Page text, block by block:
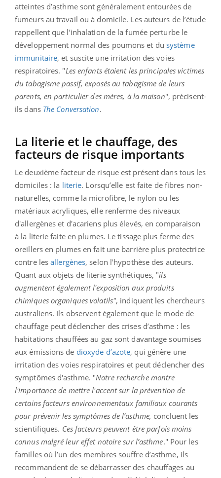
atteintes d’asthme sont généralement entourées de
fumeurs au travail ou à domicile. Les auteurs de l’étude
rappellent que l’inhalation de la fumée perturbe le
développement normal des poumons et du système
immunitaire, et suscite une irritation des voies
respiratoires. "Les enfants étaient les principales victimes
du tabagisme passif, exposés au tabagisme de leurs
parents, en particulier des mères, à la maison", précisent-
ils dans The Conversation.
La literie et le chauffage, des
facteurs de risque importants
Le deuxième facteur de risque est présent dans tous les
domiciles : la literie. Lorsqu’elle est faite de fibres non-
naturelles, comme la microfibre, le nylon ou les
matériaux acryliques, elle renferme des niveaux
d'allergènes et d'acariens plus élevés, en comparaison
à la literie faite en plumes. Le tissage plus ferme des
oreillers en plumes en fait une barrière plus protectrice
contre lesallergènes, selon l'hypothèse des auteurs.
Quant aux objets de literie synthétiques, "ils
augmentent également l'exposition aux produits
chimiques organiques volatils", indiquent les chercheurs
australiens. Ils observent également que le mode de
chauffage peut déclencher des crises d’asthme : les
habitations chauffées au gaz sont davantage soumises
aux émissions de dioxyde d’azote, qui génère une
irritation des voies respiratoires et peut déclencher des
symptômes d'asthme. "Notre recherche montre
l'importance de mettre l'accent sur la prévention de
certains facteurs environnementaux familiaux courants
pour prévenir les symptômes de l’asthme, concluent les
scientifiques. Ces facteurs peuvent être parfois moins
connus malgré leur effet notoire sur l’asthme." Pour les
familles où l’un des membres souffre d’asthme, ils
recommandent de se débarrasser des chauffages au